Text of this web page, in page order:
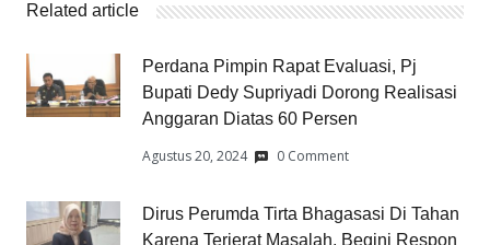
Related article
Perdana Pimpin Rapat Evaluasi, Pj
Bupati Dedy Supriyadi Dorong Realisasi
Anggaran Diatas 60 Persen
Agustus 20, 2024 0 Comment
Dirus Perumda Tirta Bhagasasi Di Tahan
Karena Terjerat Masalah, Begini Respon